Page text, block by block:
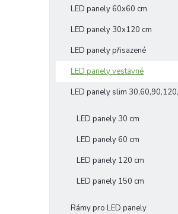
LED panely 60x60 cm
LED panely 30x120 cm
LED panely přisazené
LED panely vestavné
LED panely slim
LED panely 30 cm
LED panely 60 cm
LED panely 120 cm
LED panely 150 cm
Rámy pro LED panely